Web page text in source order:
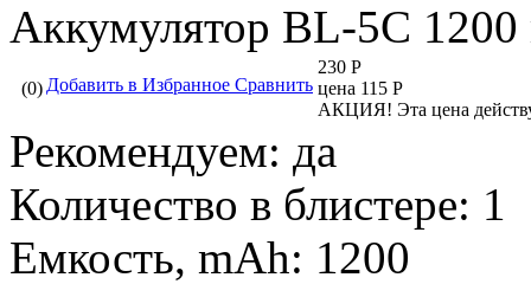
Аккумулятор BL-5C
(0) Добавить в Избранное Сравнить
230 Р
цена 115 Р
АКЦИЯ! Эта цена
Рекомендуем: да
Количество в блистере: 1
Емкость, mAh: 1200